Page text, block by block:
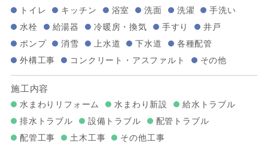
トイレ キッチン 浴室 洗面 洗濯
手洗い
水栓
給湯器 冷暖房・換気 手すり
井戸
ポンプ
消雪 上水道 下水道
各種配管
外構工事
コンクリート・アスファルト その他
施工内容
水まわりリフォーム 水まわり新設
給水トラブル
排水トラブル
設備トラブル
配管トラブル
配管工事
土木工事 その他工事